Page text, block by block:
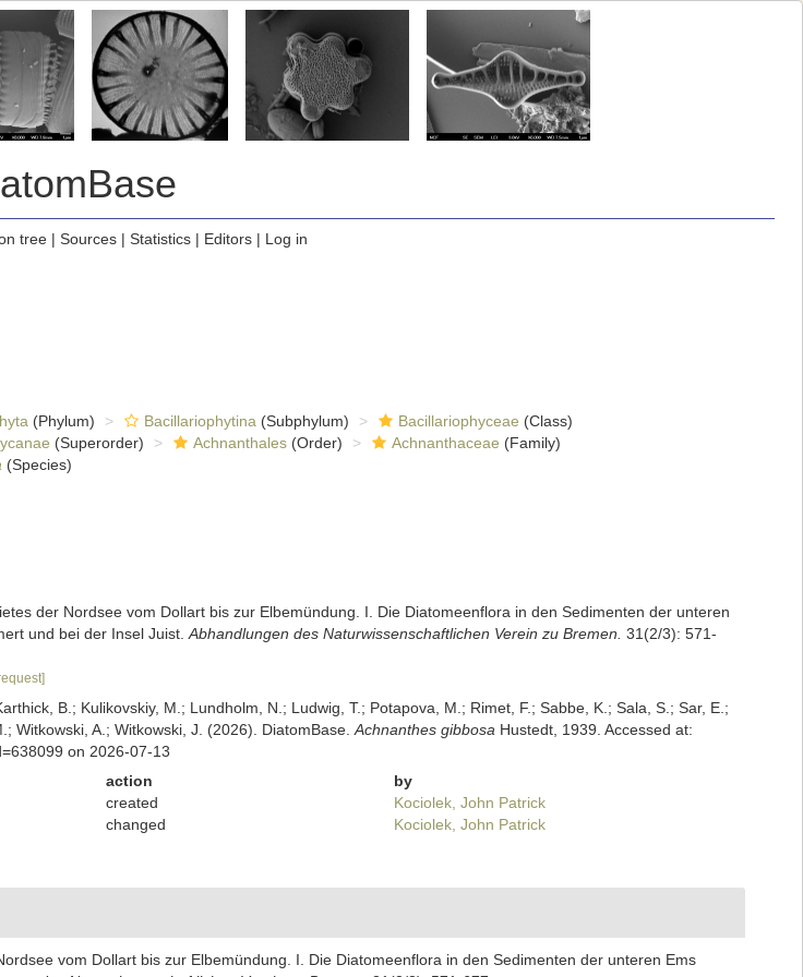
tree| Sources| Statistics| Editors| Log in
(Phylum) Bacillariophytina (Subphylum) Bacillariophyceae (Class)
(Superorder) Achnanthales(Order) Achnanthaceae (Family)
(Species)
der Nordsee vom Dollart bis zur Elbemündung. I. Die Diatomeenflora in den Sedimenten der unteren
und bei der Insel Juist. Abhandlungen des Naturwissenschaftlichen Verein zu Bremen. 31(2/3): 571-
B.; Kulikovskiy, M.; Lundholm, N.; Ludwig, T.; Potapova, M.; Rimet, F.; Sabbe, K.; Sala, S.; Sar, E.;
Witkowski, A.; Witkowski, J. (2026). DiatomBase. Achnanthes gibbosa Hustedt, 1939. Accessed at:
on 2026-07-13
action
by
created
Kociolek, John Patrick
changed Kociolek, John Patrick
vom Dollart bis zur Elbemündung. I. Die Diatomeenflora in den Sedimenten der unteren Ems